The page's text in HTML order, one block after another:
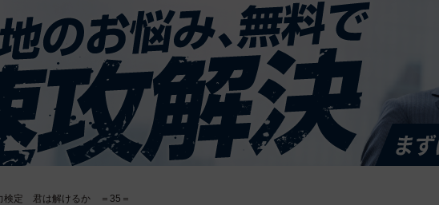
検定 君は解けるか ＝35＝